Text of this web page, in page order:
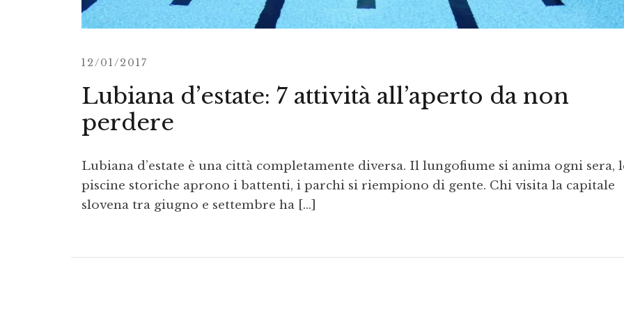
12/01/2017
Lubiana d’estate: 7 attività all’aperto da non
perdere
Lubiana d’estate è una città completamente diversa. Il lungofiume si anima ogni sera,
piscine storiche aprono i battenti, i parchi si riempiono di gente. Chi visita la capitale
slovena tra giugno e settembre ha […]